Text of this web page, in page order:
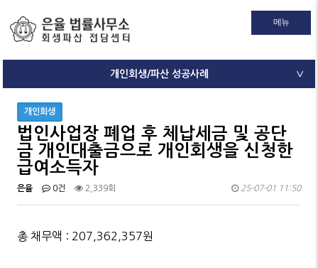
메뉴
개인회생/파산 성공사례 ∨
개인회생
법인사업장 폐업 후 체납세금 및 공단
금 개인대출금으로 개인회생을 신청한
급여소득자
은율 0건 2,339회 25-07-01 11:50
총 채무액 : 207,362,357원